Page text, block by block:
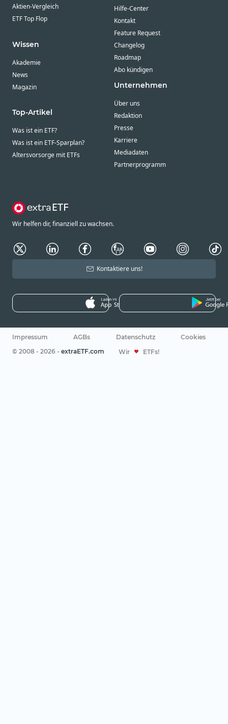
Aktien-Vergleich
ETF Top Flop
Wissen
Akademie
News
Magazin
Top-Artikel
Was ist ein ETF?
Was ist ein ETF-Sparplan?
Altersvorsorge mit ETFs
Hilfe-Center
Kontakt
Feature Request
Changelog
Roadmap
Abo kündigen
Unternehmen
Über uns
Redaktion
Presse
Karriere
Mediadaten
Partnerprogramm
Wir helfen dir, finanziell zu wachsen.
Kontaktiere uns!
Impressum AGBs Datenschutz
Cookies
© 2008 - 2026 - extraETF.com Wir ETFs!